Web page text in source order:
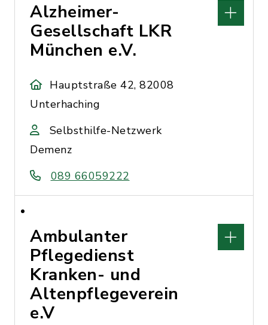
Alzheimer-
Gesellschaft LKR
München e.V.
Hauptstraße 42, 82008
Unterhaching
Selbsthilfe-Netzwerk
Demenz
089 66059222
Ambulanter
Pflegedienst
Kranken- und
Altenpflegeverein
e.V